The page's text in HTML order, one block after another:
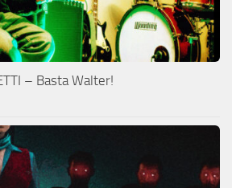
– Basta Walter!